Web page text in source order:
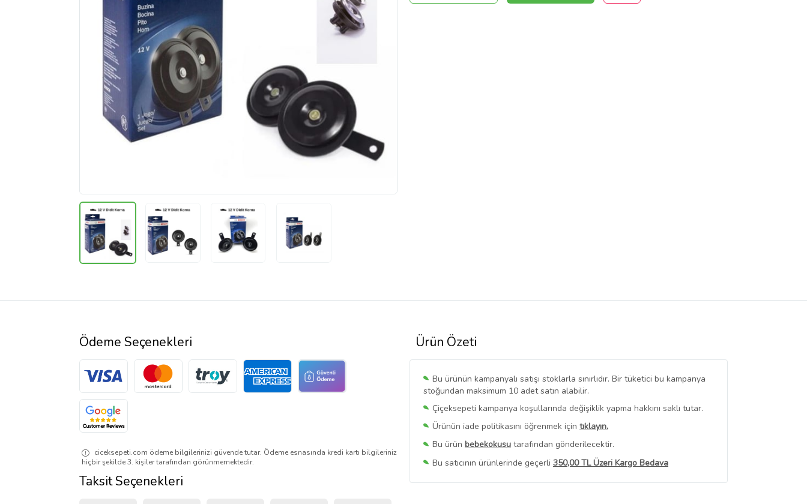
Ürün Özeti
Bu ürünün kampanyalı satışı stoklarla sınırlıdır. Bir tüketici bu kampanya
stoğundan maksimum 10 adet satın alabilir.
Çiçeksepeti kampanya koşullarında değişiklik yapma hakkını saklı tutar.
Ürünün iade politikasını öğrenmek için tıklayın.
Bu ürün bebekokusu tarafından gönderilecektir.
Bu satıcının ürünlerinde geçerli 350,00 TL Üzeri Kargo Bedava
Bu SatıcınınTüm Ürünlerini Görüntüle
Ödeme Seçenekleri
ciceksepeti.com ödeme bilgilerinizi güvende tutar. Ödeme esnasında kredi kartı bilgileriniz
hiçbir şekilde 3. kişiler tarafından görünmemektedir.
Taksit Seçenekleri